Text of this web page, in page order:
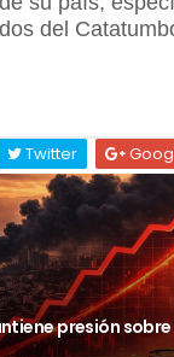
del
Twitter
presión